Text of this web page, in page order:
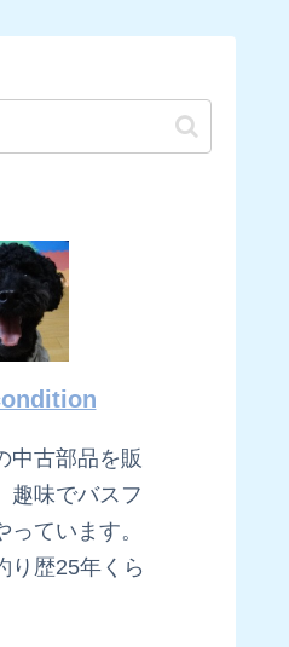
中古部品を販
趣味でバスフ
っています。
り歴25年くら